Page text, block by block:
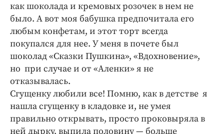
как шоколада и кремовых розочек в нем не
было. А вот моя бабушка предпочитала его
любым конфетам, и этот торт всегда
покупался для нее. У меня в почете был
шоколад «Сказки Пушкина», «Вдохновение»,
но при случае и от «Аленки» я не
отказывалась.
Сгущенку любили все! Помню, как в детстве я
нашла сгущенку в кладовке и, не умея
правильно открывать, просто проковыряла в
ней дырку, выпила половину — больше